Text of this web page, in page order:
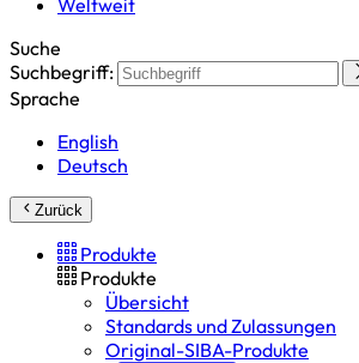
Weltweit
Suche
Suchbegriff:
Sprache
English
Deutsch
Zurück
Produkte
Produkte
Übersicht
Standards und Zulassungen
Original-SIBA-Produkte